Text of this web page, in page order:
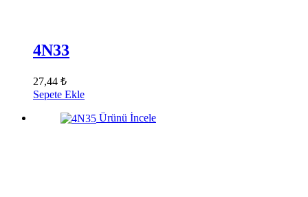
4N33
27,44 ₺
Sepete Ekle
Ürünü İncele